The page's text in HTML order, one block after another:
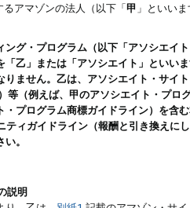
るアマゾンの法人（以下「甲 」といい
ング・プログラム（以下「アソシエイ
「乙」または「アソシエイト」とい
りません。乙は、アソシエイト・サイ
等（例えば、甲のアソシエイト・プ
・プログラム商標ガイドライン）を
ィガイドライン（報酬と引き換えに
。
説明